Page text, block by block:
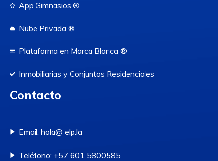
App Gimnasios ®
Nube Privada ®
Plataforma en Marca Blanca ®
Inmobiliarias y Conjuntos Residenciales
Contacto
Email: hola@ elp.la
Teléfono: +57 601 5800585